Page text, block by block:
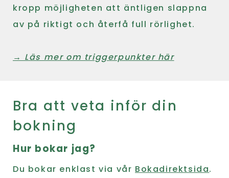
kropp möjligheten att äntligen slappna
av på riktigt och återfå full rörlighet.
→ Läs mer om triggerpunkter här
Bra att veta inför din
bokning
Hur bokar jag?
Du bokar enklast via vår Bokadirektsida.